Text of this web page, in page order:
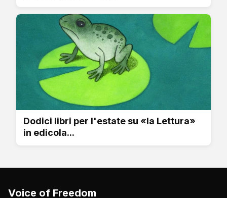
Dodici libri per l'estate su «la Lettura»
in edicola...
Voice of Freedom